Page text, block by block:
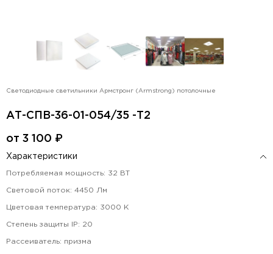
Светодиодные светильники Армстронг (Armstrong) потолочные
АТ-СПВ-36-01-054/35 -Т2
от 3 100 ₽
Характеристики
Потребляемая мощность: 32 ВТ
Световой поток: 4450 Лм
Цветовая температура: 3000 К
Степень защиты IP: 20
Рассеиватель: призма